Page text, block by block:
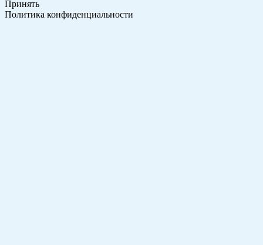
Принять
Политика конфиденциальности